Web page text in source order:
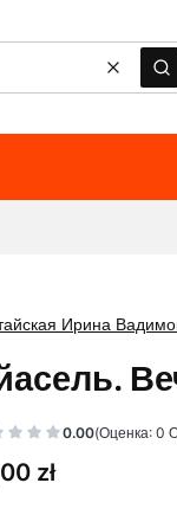
Очистить
Ирина
0.00(Оценка: 0
zł